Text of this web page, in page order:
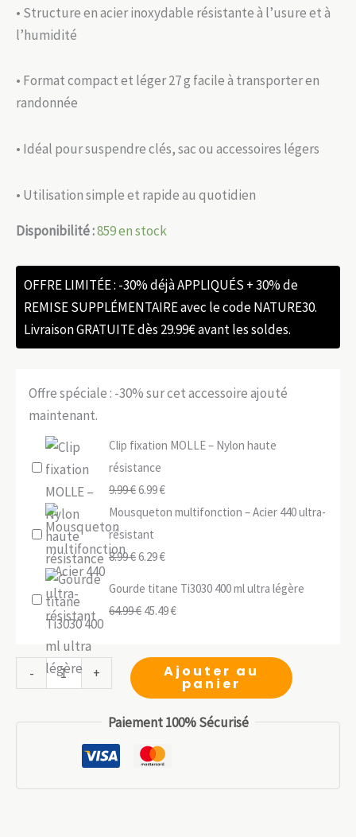
• Structure en acier inoxydable résistante à l’usure et à
l’humidité
• Format compact et léger 27 g facile à transporter en
randonnée
• Idéal pour suspendre clés, sac ou accessoires légers
• Utilisation simple et rapide au quotidien
Disponibilité :859 en stock
OFFRE LIMITÉE : -30% déjà APPLIQUÉS + 30% de
REMISE SUPPLÉMENTAIRE avec le code NATURE30.
Livraison GRATUITE dès 29.99€ avant les soldes.
Offre spéciale : -30% sur cet accessoire ajouté
maintenant.
Clip fixation MOLLE – Nylon haute
résistance
9.99€Le
prix
initial
était :
6.99€Le
prix
est :
Mousqueton multifonction – Acier 440 ultra-
résistant
8.99€Le
6.29€Le
Gourde titane Ti3030 400 ml ultra légère
64.99€ Le
initial
était :
64.99 €.
45.49€Le
actuel
est :
45.49 €.
-
quantité
de
+ Ajouter au
panier
Paiement 100% Sécurisé